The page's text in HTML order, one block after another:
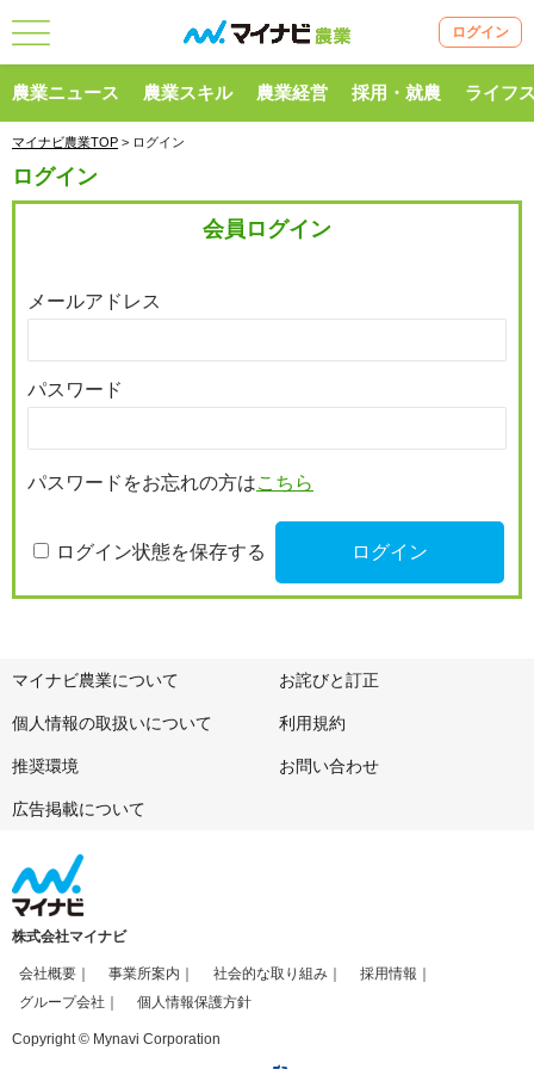
ログイン
農業ニュース 農業スキル 農業経営 採用・就農 ライフ
マイナビ農業TOP > ログイン
ログイン
会員ログイン
メールアドレス
パスワード
パスワードをお忘れの方はこちら
ログイン状態を保存する
マイナビ農業について お詫びと訂正
個人情報の取扱いについて 利用規約
推奨環境 お問い合わせ
広告掲載について
株式会社マイナビ
会社概要 事業所案内 社会的な取り組み
採用情報
グループ会社
個人情報保護方針
Copyright © Mynavi Corporation